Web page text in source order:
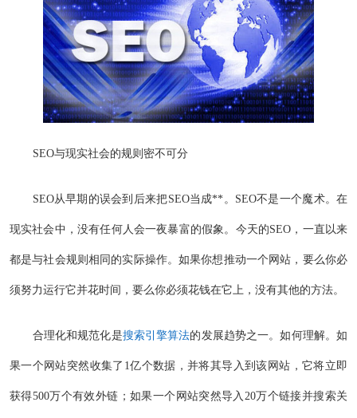
SEO与现实社会的规则密不可分
SEO从早期的误会到后来把SEO当成**。SEO不是一个魔术。在
现实社会中，没有任何人会一夜暴富的假象。今天的SEO，一直以来
都是与社会规则相同的实际操作。如果你想推动一个网站，要么你必
须努力运行它并花时间，要么你必须花钱在它上，没有其他的方法。
合理化和规范化是搜索引擎算法的发展趋势之一。如何理解。如
果一个网站突然收集了1亿个数据，并将其导入到该网站，它将立即
获得500万个有效外链；如果一个网站突然导入20万个链接并搜索关